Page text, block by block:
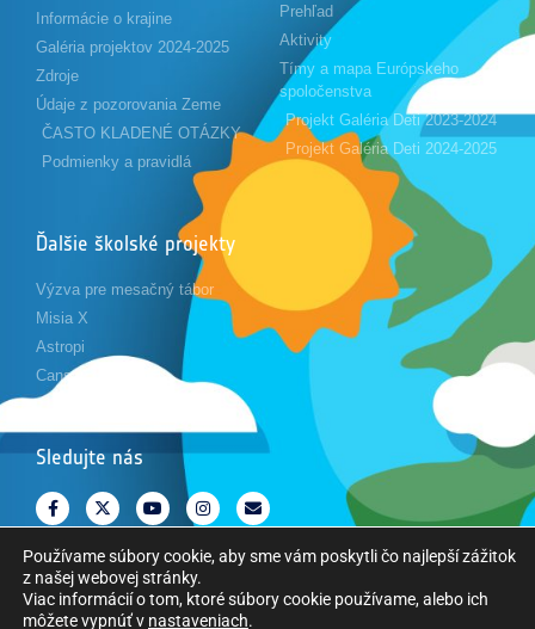
Informácie o krajine
Galéria projektov 2024-2025
Zdroje
Údaje z pozorovania Zeme
ČASTO KLADENÉ OTÁZKY
Podmienky a pravidlá
Prehľad
Aktivity
Tímy a mapa Európskeho
spoločenstva
Projekt Galéria Deti 2023-2024
Projekt Galéria Deti 2024-2025
Ďalšie školské projekty
Výzva pre mesačný tábor
Misia X
Astropi
Cansat
Sledujte nás
Copyright © Európska vesmírna agentúra. Všetky práva vyhradené.
Používame súbory cookie, aby sme vám poskytli čo najlepší zážitok
z našej webovej stránky.
Viac informácií o tom, ktoré súbory cookie používame, alebo ich
môžete vypnúť v nastaveniach.